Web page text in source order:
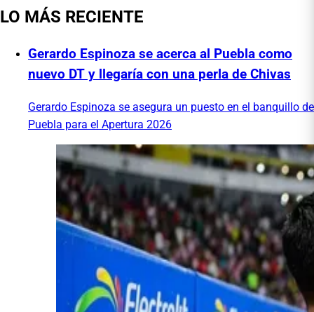
LO MÁS RECIENTE
Gerardo Espinoza se acerca al Puebla como
nuevo DT y llegaría con una perla de Chivas
Gerardo Espinoza se asegura un puesto en el banquillo de
Puebla para el Apertura 2026